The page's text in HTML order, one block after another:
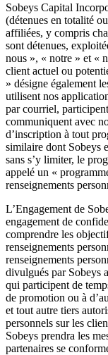
Sobeys Capital
(détenues en totalité
affiliées, y compris
sont détenues,
nous », « notre » et «
client actuel ou
» désigne également
utilisent nos
par courriel,
communiquent avec
d’inscription à tout
similaire dont Sobeys
sans s’y limiter, le
appelé un «
renseignements
L’Engagement de
engagement de
comprendre les
renseignements
renseignements
divulgués par Sobeys
qui participent de
de promotion ou à
et tout autre tiers
personnels sur les
Sobeys prendra les
partenaires se